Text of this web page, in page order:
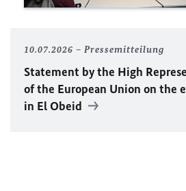
10.07.2026 Pressemitteilung
Statement by the High
of the European Union on the
in El Obeid